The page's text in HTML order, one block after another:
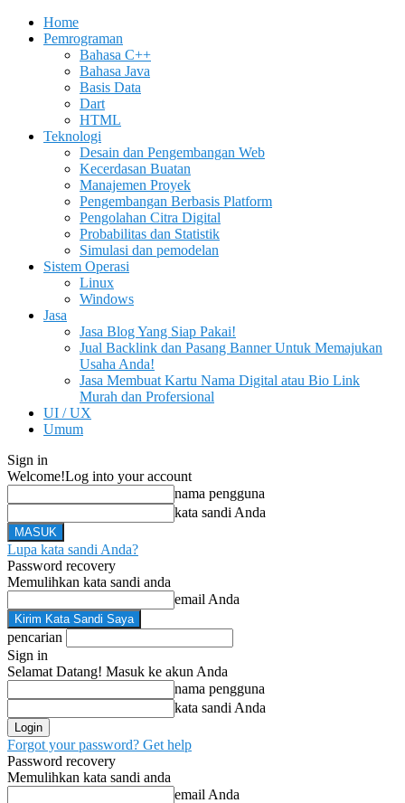
Home
Pemrograman
Bahasa C++
Bahasa Java
Basis Data
Dart
HTML
Teknologi
Desain dan Pengembangan Web
Kecerdasan Buatan
Manajemen Proyek
Pengembangan Berbasis Platform
Pengolahan Citra Digital
Probabilitas dan Statistik
Simulasi dan pemodelan
Sistem Operasi
Linux
Windows
Jasa
Jasa Blog Yang Siap Pakai!
Jual Backlink dan Pasang Banner Untuk Memajukan
Usaha Anda!
Jasa Membuat Kartu Nama Digital atau Bio Link
Murah dan Profersional
UI / UX
Umum
Sign in
Welcome!Log into your account
nama pengguna
kata sandi Anda
Lupa kata sandi Anda?
Password recovery
Memulihkan kata sandi anda
email Anda
pencarian
Sign in
Selamat Datang! Masuk ke akun Anda
nama pengguna
kata sandi Anda
Forgot your password? Get help
Password recovery
Memulihkan kata sandi anda
email Anda